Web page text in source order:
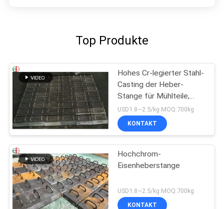
Top Produkte
Hohes Cr-legierter Stahl-
Casting der Heber-
Stange für Mühlteile,
haltbares EB2009
USD1.8~2.5/kg MOQ:700kg
KONTAKT
Hochchrom-
Eisenheberstange
USD1.8~2.5/kg MOQ:700kg
KONTAKT